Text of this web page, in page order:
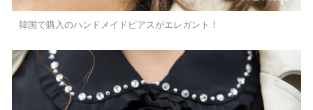
韓国で購入のハンドメイドピアスがエレガント！